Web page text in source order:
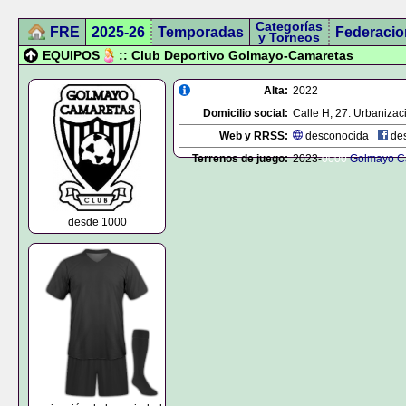
FRE 2025-26 Temporadas Categorías
y Torneos
EQUIPOS :: Club Deportivo Golmayo-Camaretas
desde 1000
Alta: 2022
Domicilio social: Calle H, 27.
Web y RRSS:
desconocida
Terrenos de juego: 2023-0000 Golmayo